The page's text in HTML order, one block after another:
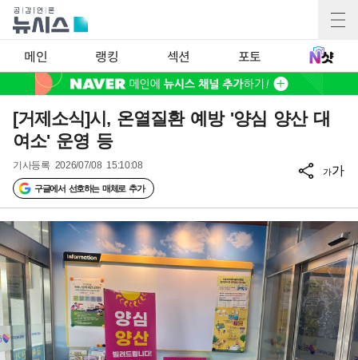
메인 랭킹 섹션 포토
[거제소식]시, 온열질환 예방 '양심 양산 대
여소' 운영 등
기사등록 2026/07/08 15:10:08
구글에서 선호하는 매체로 추가
가가